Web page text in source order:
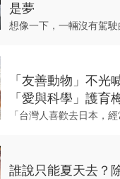
是夢
想像一下，一輛沒有駕
碰到蛇行的機車也能應
半路衝出的行人，這不
「友善動物」不光
「愛與科學」護育
「台灣人喜歡去日本，
速說著，屏東墾丁的鹿
責人謝鎮州，像是在替「
誰說只能夏天去？